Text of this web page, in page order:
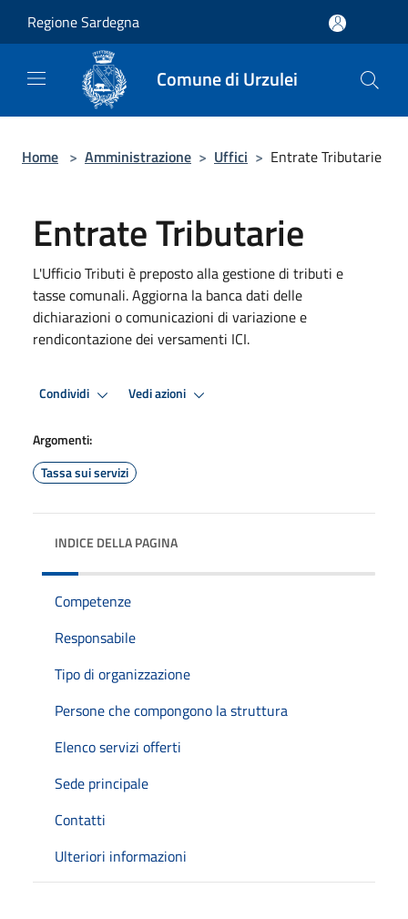
Regione Sardegna
Comune di Urzulei
Home > Amministrazione > Uffici > Entrate Tributarie
Entrate Tributarie
L'Ufficio Tributi è preposto alla gestione di tributi e
tasse comunali. Aggiorna la banca dati delle
dichiarazioni o comunicazioni di variazione e
rendicontazione dei versamenti ICI.
Condividi Vedi azioni
Argomenti:
Tassa sui servizi
INDICE DELLA PAGINA
Competenze
Responsabile
Tipo di organizzazione
Persone che compongono la struttura
Elenco servizi offerti
Sede principale
Contatti
Ulteriori informazioni